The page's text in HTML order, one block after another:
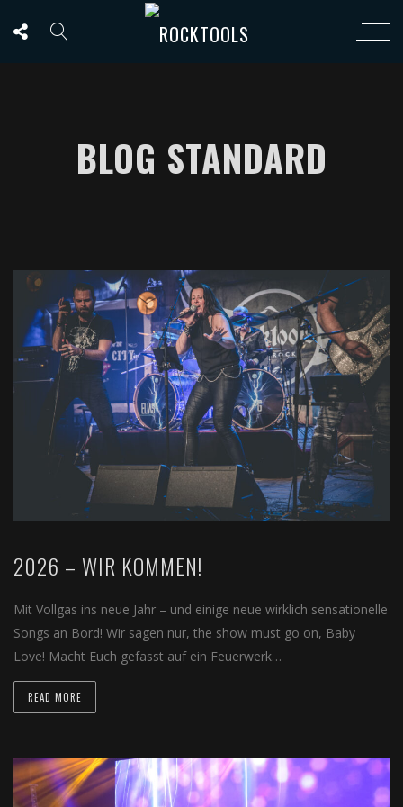
BLOG STANDARD
2026 – WIR KOMMEN!
Mit Vollgas ins neue Jahr – und einige neue wirklich sensationelle
Songs an Bord! Wir sagen nur, the show must go on, Baby
Love! Macht Euch gefasst auf ein Feuerwerk…
READ MORE